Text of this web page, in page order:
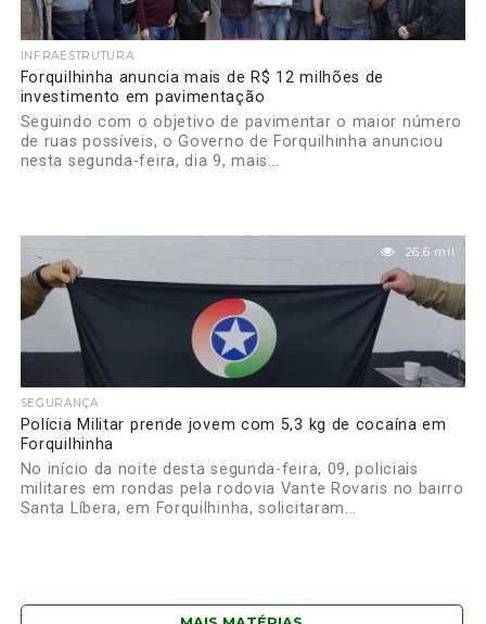
INFRAESTRUTURA
Forquilhinha anuncia mais de R$ 12 milhões de
investimento em pavimentação
Seguindo com o objetivo de pavimentar o maior número
de ruas possíveis, o Governo de Forquilhinha anunciou
nesta segunda-feira, dia 9, mais...
26.6 mil
SEGURANÇA
Polícia Militar prende jovem com 5,3 kg de cocaína em
Forquilhinha
No início da noite desta segunda-feira, 09, policiais
militares em rondas pela rodovia Vante Rovaris no bairro
Santa Líbera, em Forquilhinha, solicitaram...